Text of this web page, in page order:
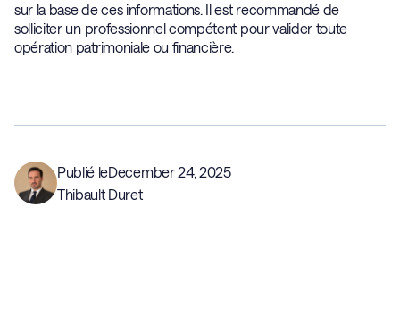
sur la base de ces informations. Il est recommandé de
solliciter un professionnel compétent pour valider toute
opération patrimoniale ou financière.
Publié leDecember 24, 2025
Thibault Duret